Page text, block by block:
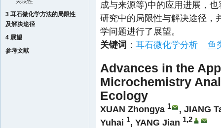
3 耳石微化学方法的局限性
及解决途径
4 展望
参考文献
成与来源等)中的应用进展，
研究中的局限性与解决途径，
学问题进行了展望。
关键词 ： 耳石微化学分析 鱼
Advances in the
Microchemistry
Ecology
XUAN Zhongya 1 , JIANG
Yuhai 1, YANG Jian 1,2